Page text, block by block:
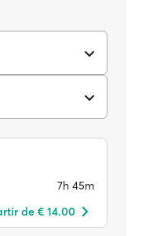
7h 45m
de € 14.00